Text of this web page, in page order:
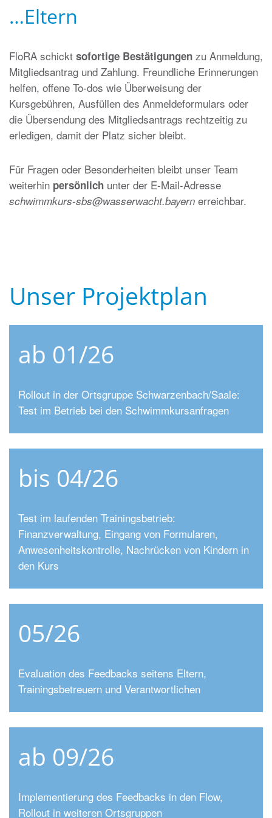
…Eltern
FloRA schickt sofortige Bestätigungen zu Anmeldung,
Mitgliedsantrag und Zahlung. Freundliche Erinnerungen
helfen, offene To-dos wie Überweisung der
Kursgebühren, Ausfüllen des Anmeldeformulars oder
die Übersendung des Mitgliedsantrags rechtzeitig zu
erledigen, damit der Platz sicher bleibt.
Für Fragen oder Besonderheiten bleibt unser Team
weiterhin persönlich unter der E-Mail-Adresse
schwimmkurs-sbs@wasserwacht.bayern erreichbar.
Unser Projektplan
ab 01/26
Rollout in der Ortsgruppe Schwarzenbach/Saale:
Test im Betrieb bei den Schwimmkursanfragen
bis 04/26
Test im laufenden Trainingsbetrieb:
Finanzverwaltung, Eingang von Formularen,
Anwesenheitskontrolle, Nachrücken von Kindern in
den Kurs
05/26
Evaluation des Feedbacks seitens Eltern,
Trainingsbetreuern und Verantwortlichen
ab 09/26
Implementierung des Feedbacks in den Flow,
Rollout in weiteren Ortsgruppen